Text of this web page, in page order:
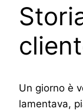
Un giorno è
lamentava,